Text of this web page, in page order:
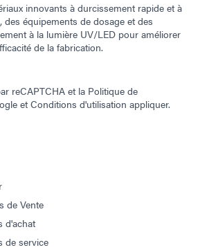
innovants à durcissement rapide et à
équipements de dosage et des
à la lumière UV/LED pour améliorer
de la fabrication.
reCAPTCHA et la Politique de
etConditions d'utilisation appliquer.
de Vente
d'achat
de service